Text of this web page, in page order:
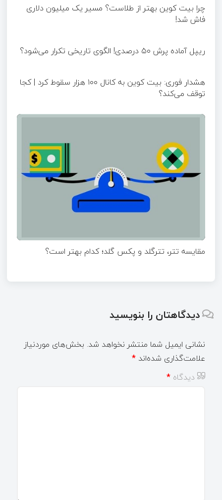
چرا بیت کوین بهتر از طلاست؟ مسیر یک میلیون دلاری
فاش شد!
ریپل آماده پرش ۵۰ درصدی! الگوی تاریخی تکرار می‌شود؟
هشدار فوری: بیت کوین به کانال ۱۰۰ هزار سقوط کرد | کجا
توقف می‌کند؟
مقایسه تتر، تترگلد و پکس گلد؛ کدام بهتر است؟
دیدگاهتان را بنویسید
نشانی ایمیل شما منتشر نخواهد شد. بخش‌های موردنیاز
علامت‌گذاری شده‌اند *
دیدگاه *